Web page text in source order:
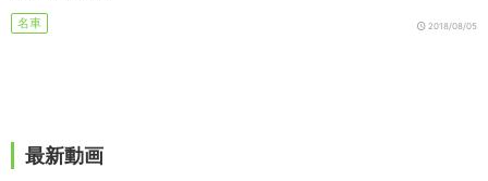
名車 2018/08/05
最新動画